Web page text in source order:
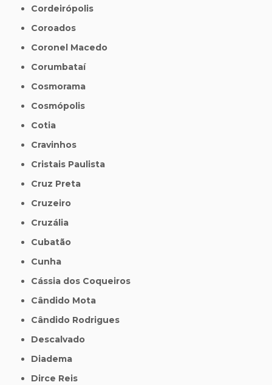
Cordeirópolis
Coroados
Coronel Macedo
Corumbataí
Cosmorama
Cosmópolis
Cotia
Cravinhos
Cristais Paulista
Cruz Preta
Cruzeiro
Cruzália
Cubatão
Cunha
Cássia dos Coqueiros
Cândido Mota
Cândido Rodrigues
Descalvado
Diadema
Dirce Reis